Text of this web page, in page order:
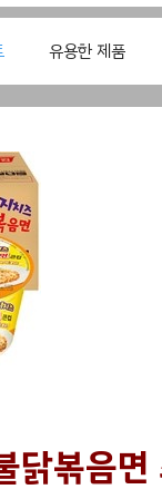
유용한 제품
닭볶음면